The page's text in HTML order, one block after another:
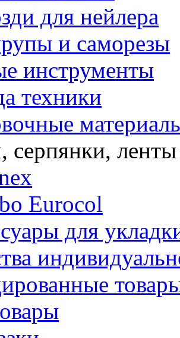
для нейлера
и саморезы
инструменты
техники
серпянки, ленты
Eurocol
для